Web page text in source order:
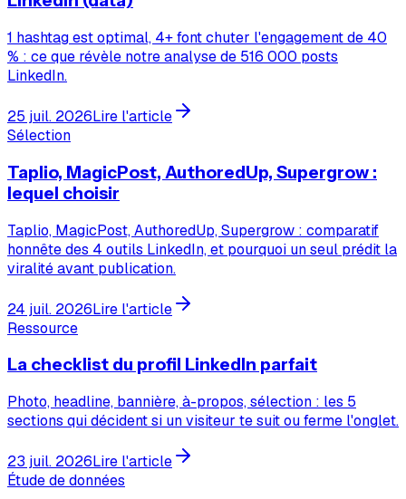
1 hashtag est optimal, 4+ font chuter l'engagement de 40
% : ce que révèle notre analyse de 516 000 posts
LinkedIn.
25 juil. 2026Lire l'article
Sélection
Taplio, MagicPost, AuthoredUp, Supergrow :
lequel choisir
Taplio, MagicPost, AuthoredUp, Supergrow : comparatif
honnête des 4 outils LinkedIn, et pourquoi un seul prédit la
viralité avant publication.
24 juil. 2026Lire l'article
Ressource
La checklist du profil LinkedIn parfait
Photo, headline, bannière, à-propos, sélection : les 5
sections qui décident si un visiteur te suit ou ferme l'onglet.
23 juil. 2026Lire l'article
Étude de données